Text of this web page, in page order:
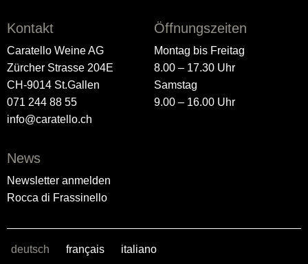
Kontakt
Caratello Weine AG
Zürcher Strasse 204E
CH-9014 St.Gallen
071 244 88 55
info@caratello.ch
Öffnungszeiten
Montag bis Freitag
8.00 – 17.30 Uhr
Samstag
9.00 – 16.00 Uhr
News
Newsletter anmelden
Rocca di Frassinello
deutsch français italiano